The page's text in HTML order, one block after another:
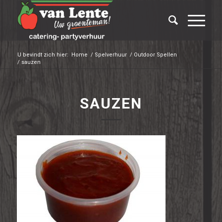
U bevindt zich hier: Home / Spelverhuur / Outdoor Spellen
/ sauzen
SAUZEN